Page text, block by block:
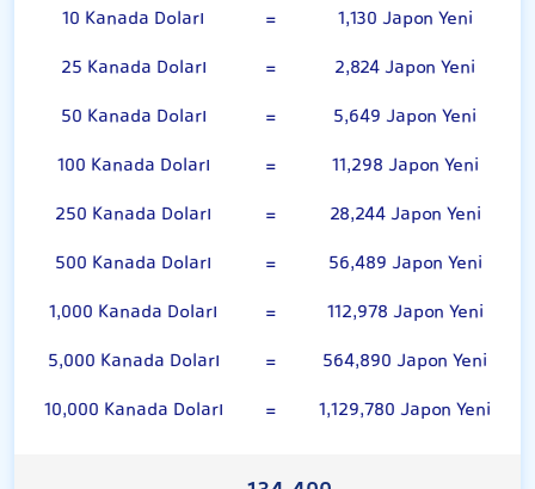
10 Kanada Doları =
1,130 Japon Yeni
25 Kanada Doları
=
2,824 Japon Yeni
50 Kanada Doları
=
5,649 Japon Yeni
100 Kanada Doları
=
11,298 Japon Yeni
250 Kanada Doları
=
28,244 Japon Yeni
500 Kanada Doları
=
56,489 Japon Yeni
1,000 Kanada Doları
=
112,978 Japon Yeni
5,000 Kanada Doları
=
564,890 Japon Yeni
10,000 Kanada Doları
= 1,129,780 Japon Yeni